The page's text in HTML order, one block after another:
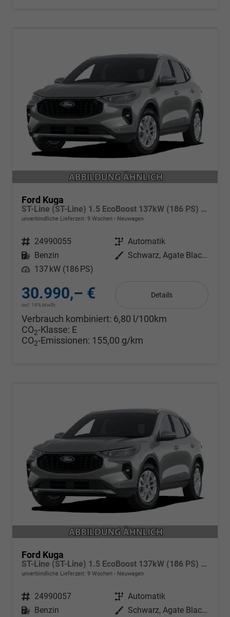
Ford Kuga
ST-Line (ST-Line) 1.5 EcoBoost 137kW (186 PS) AT8 FWD
unverbindliche Lieferzeit: 9 Wochen Neuwagen
Fahrzeugnr. 24990055 Getriebe Automatik
Kraftstoff
Benzin Außenfarbe
Schwarz, Agate Black Metallic
Leistung 137 kW (186 PS)
30.990,– €
incl. 19% MwSt.
Details
Verbrauch kombiniert: 6,80 l/100km
CO2-Klasse: E
CO2-Emissionen: 155,00 g/km
Ford Kuga
ST-Line (ST-Line) 1.5 EcoBoost 137kW (186 PS) AT8 FWD
unverbindliche Lieferzeit: 9 Wochen Neuwagen
Fahrzeugnr. 24990057 Getriebe Automatik
Kraftstoff
Benzin Außenfarbe
Schwarz, Agate Black Metallic